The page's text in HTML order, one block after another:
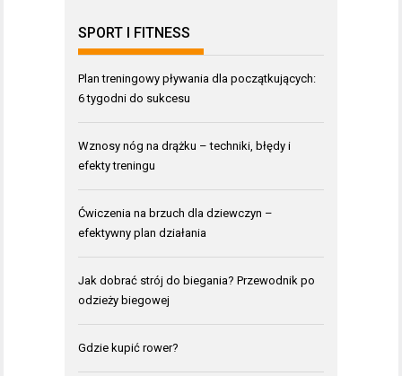
SPORT I FITNESS
Plan treningowy pływania dla początkujących:
6 tygodni do sukcesu
Wznosy nóg na drążku – techniki, błędy i
efekty treningu
Ćwiczenia na brzuch dla dziewczyn –
efektywny plan działania
Jak dobrać strój do biegania? Przewodnik po
odzieży biegowej
Gdzie kupić rower?